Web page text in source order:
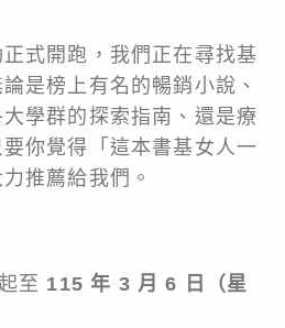
式開跑，我們正在尋找基
是榜上有名的暢銷小說、
學群的探索指南、還是療
你覺得「這本書基女人一
推薦給我們。
至 115 年 3 月 6 日（星